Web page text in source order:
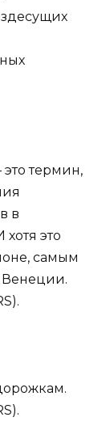
термин,
в
это
самым
Венеции.